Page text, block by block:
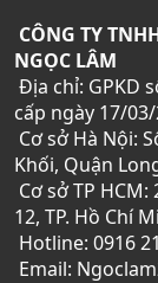
CÔNG TY
NGỌC LÂM
Địa chỉ: GPKD
cấp ngày 17/
Cơ sở Hà Nội:
Khối, Quận
Cơ sở TP
12, TP. Hồ Chí
Hotline: 0916
Email: